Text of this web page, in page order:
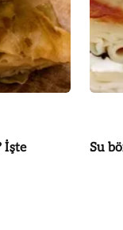
İşte
Su